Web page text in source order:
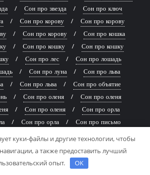
Сон про звезда
Сон про ключ
Сон про корову
Сон про корову
Сон про корову
Сон про кошка
Сон про кошку
Сон про кошку
Сон про лес
Сон про лошадь
Сон про луна
Сон про льва
Сон про льва
Сон про объятие
Сон про оленя
Сон про оленя
Сон про оленя
Сон про орла
Сон про орла
Сон про письмо
Сон про расставание
Сон про расставание
куки-файлы и другие технологии, чтобы
а также предоставить лучший
опыт.
OK